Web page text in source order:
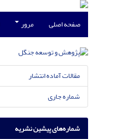
صفحه اصلی مرور
مقالات آماده انتشار
شماره جاری
شماره‌های پیشین نشریه